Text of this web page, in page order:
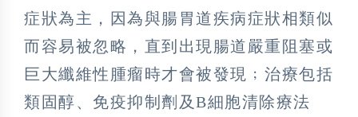
症狀為主，因為與腸胃道疾病症狀相類似
而容易被忽略，直到出現腸道嚴重阻塞或
巨大纖維性腫瘤時才會被發現﹔治療包括
類固醇、免疫抑制劑及B細胞清除療法